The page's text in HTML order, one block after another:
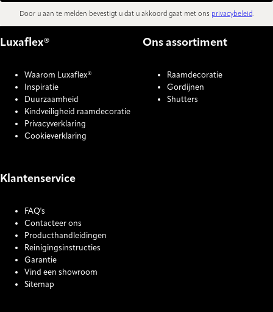
Door u aan te melden bevestigt u dat u akkoord gaat met ons privacybeleid.
Luxaflex®
Waarom Luxaflex®
Inspiratie
Duurzaamheid
Kindveiligheid raamdecoratie
Privacyverklaring
Cookieverklaring
Ons assortiment
Raamdecoratie
Gordijnen
Shutters
Klantenservice
FAQ's
Contacteer ons
Producthandleidingen
Reinigingsinstructies
Garantie
Vind een showroom
Sitemap